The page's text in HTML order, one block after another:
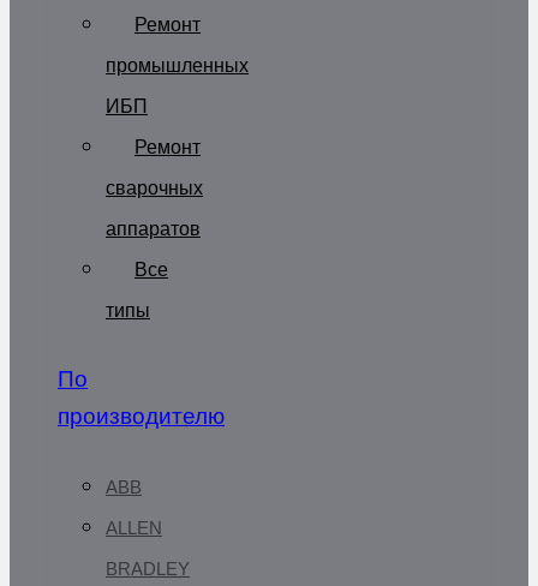
Ремонт
промышленных
ИБП
Ремонт
сварочных
аппаратов
Все
типы
По
производителю
ABB
ALLEN
BRADLEY